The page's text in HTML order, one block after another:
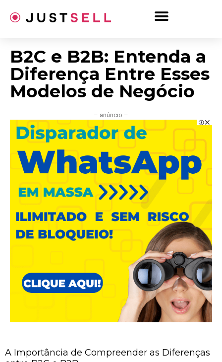
para
B2C e B2B: Entenda a
Diferença Entre Esses
Modelos de Negócio
– anúncio –
A Importância de Compreender as Diferenças